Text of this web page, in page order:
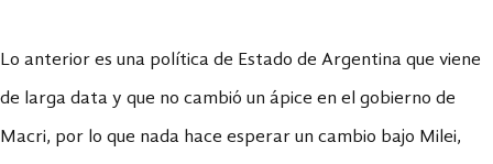
Lo anterior es una política de Estado de Argentina que viene
de larga data y que no cambió un ápice en el gobierno de
Macri, por lo que nada hace esperar un cambio bajo Milei,